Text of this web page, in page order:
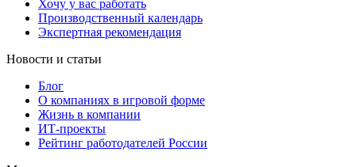
Хочу у вас работать
Производственный календарь
Экспертная рекомендация
Новости и статьи
Блог
О компаниях в игровой форме
Жизнь в компании
ИТ-проекты
Рейтинг работодателей России